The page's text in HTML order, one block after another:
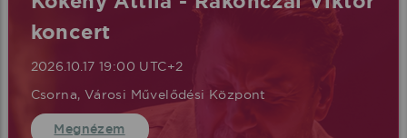
koncert
2026.10.17 19:00 UTC+2
Csorna, Városi Művelődési Központ
Megnézem